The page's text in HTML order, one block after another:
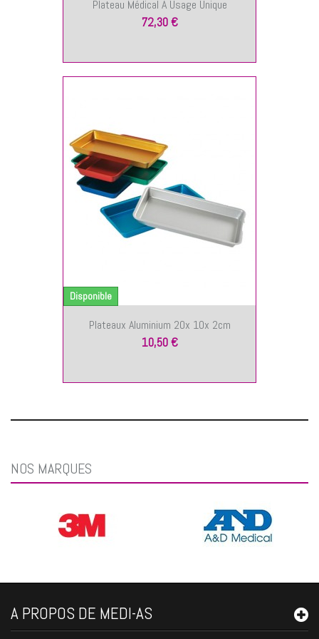
Plateau Médical À Usage Unique
72,30 €
Plateaux Aluminium 20x 10x 2cm
10,50 €
Disponible
NOS MARQUES
A PROPOS DE MEDI-AS